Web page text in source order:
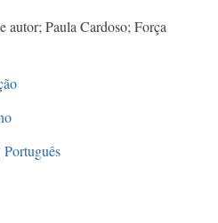
autor; Paula Cardoso; Força
Português